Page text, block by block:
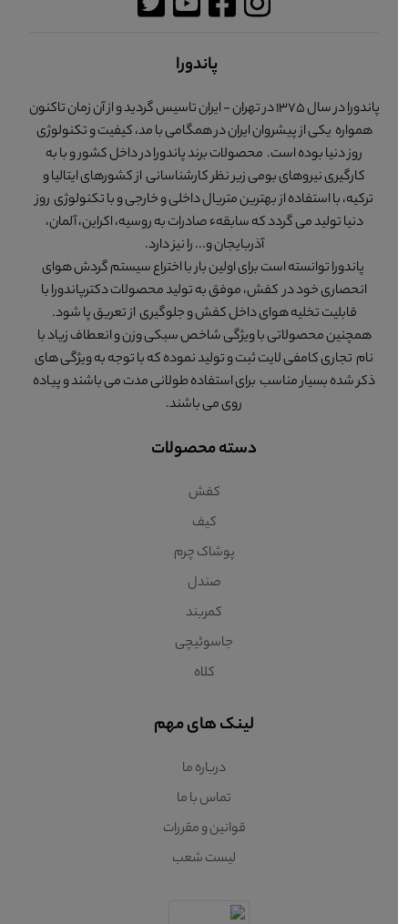
پاندورا
پاندورا در سال 1375 در تهران - ایران تاسیس گردید و از آن زمان تاکنون
همواره یکی از پیشروان ایران در همگامی با مد، کیفیت و تکنولوژی
روز دنیا بوده است. محصولات برند پاندورا در داخل کشور و با به
کارگیری نیروهای بومی زیر نظر کارشناسانی از کشورهای ایتالیا و
ترکیه، با استفاده از بهترین متریال داخلی و خارجی و با تکنولوژی روز
دنیا تولید می گردد که سابقهء صادرات به روسیه، اکراین، آلمان،
آذربایجان و... را نیز دارد.
پاندورا توانسته است برای اولین بار با اختراع سیستم گردش هوای
انحصاری خود در کفش، موفق به تولید محصولات دکترپاندورا با
قابلیت تخلیه هوای داخل کفش و جلوگیری از تعریق پا شود.
همچنین محصولاتی با ویژگی شاخص سبکی وزن و انعطاف زیاد با
نام تجاری کامفی لایت ثبت و تولید نموده که با توجه به ویژگی های
ذکر شده بسیار مناسب برای استفاده طولانی مدت می باشند و پیاده
روی می باشند.
دسته محصولات
کفش
کیف
پوشاک چرم
صندل
کمربند
جاسوئیچی
کلاه
لینک های مهم
درباره ما
تماس با ما
قوانین و مقررات
لیست شعب